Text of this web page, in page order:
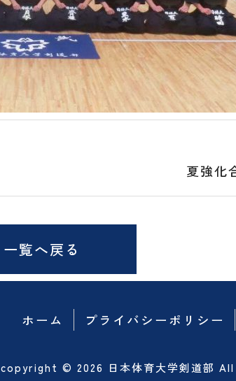
夏強化
一覧へ戻る
ホーム プライバシーポリシー
copyright © 2026 日本体育大学剣道部